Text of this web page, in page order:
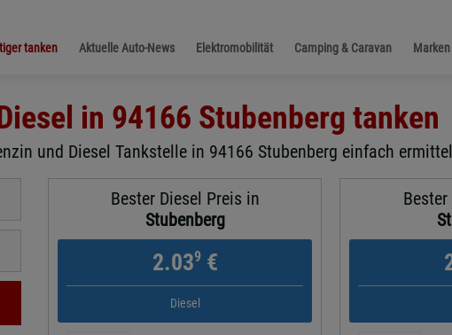
tanken Aktuelle Auto-News Elektromobilität Camping & Caravan
in 94166 Stubenberg tanken
und Diesel Tankstelle in 94166 Stubenberg einfach
Bester Diesel Preis in
Stubenberg
2.039€
Diesel